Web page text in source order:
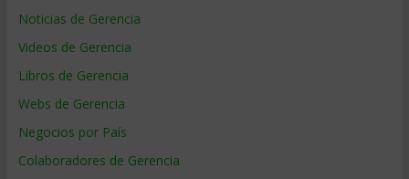
Noticias de Gerencia
Videos de Gerencia
Libros de Gerencia
Webs de Gerencia
Negocios por País
Colaboradores de Gerencia